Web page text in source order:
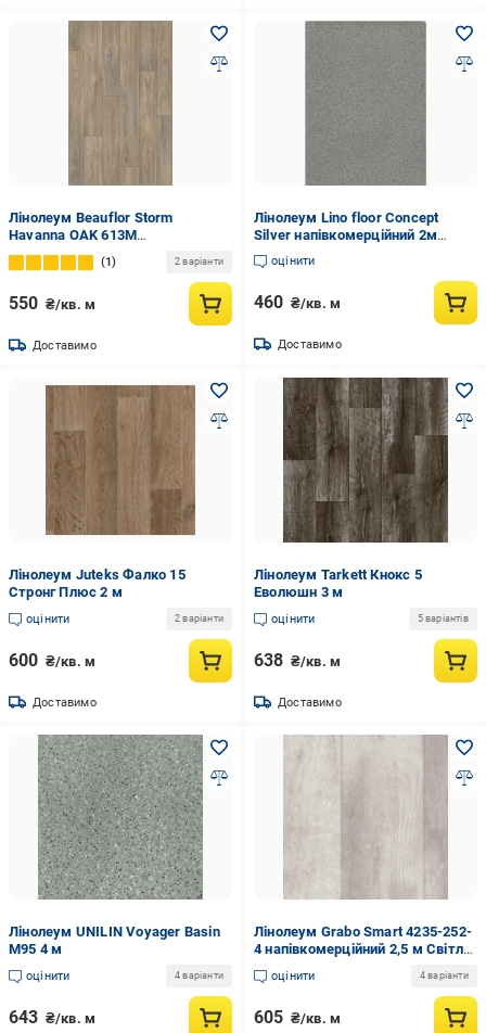
Лінолеум Beauflor Storm
Havanna OAK 613M
напівкомерційний 4 м Дерево
1 2 варіанти
550 ₴/кв. м
Доставимо
Лінолеум Lino floor Concept
Silver напівкомерційний 2м
Світло-Сірий крихта (Concept
Silver)
оцінити
460 ₴/кв. м
Доставимо
Лінолеум Juteks Фалко 15
Стронг Плюс 2 м
оцінити 2 варіанти
600 ₴/кв. м
Доставимо
Лінолеум Tarkett Кнокс 5
Еволюшн 3 м
оцінити 5 варіантів
638 ₴/кв. м
Доставимо
Лінолеум UNILIN Voyager Basin
M95 4 м
оцінити 4 варіанти
643 ₴/кв. м
Лінолеум Grabo Smart 4235-252-
4 напівкомерційний 2,5 м Світле
дерево (4235-252-425)
оцінити 4 варіанти
605 ₴/кв. м